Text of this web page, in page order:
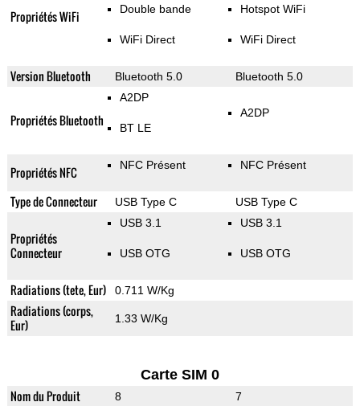
Propriétés WiFi Double bande
WiFi Direct
Hotspot WiFi
WiFi Direct
Version Bluetooth Bluetooth 5.0 Bluetooth 5.0
Propriétés Bluetooth
A2DP
BT LE
A2DP
Propriétés NFC NFC Présent NFC Présent
Type de Connecteur USB Type C USB Type C
Propriétés
Connecteur
USB 3.1
USB OTG
USB 3.1
USB OTG
Radiations (tete, Eur) 0.711 W/Kg
Radiations (corps,
Eur)
1.33 W/Kg
Carte SIM 0
Nom du Produit 8 7